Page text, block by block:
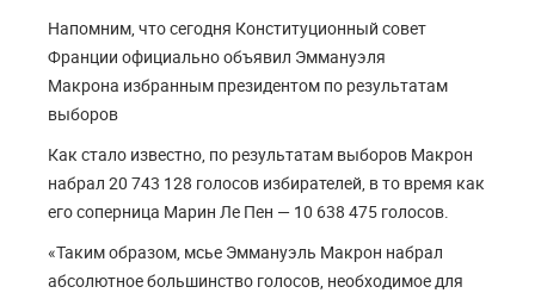
Напомним, что сегодня Конституционный совет
Франции официально объявил Эммануэля
Макрона избранным президентом по результатам
выборов
Как стало известно, по результатам выборов Макрон
набрал 20 743 128 голосов избирателей, в то время как
его соперница Марин Ле Пен — 10 638 475 голосов.
«Таким образом, мсье Эммануэль Макрон набрал
абсолютное большинство голосов, необходимое для